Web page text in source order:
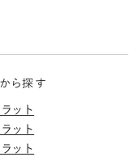
ら探す
ット
ット
ット